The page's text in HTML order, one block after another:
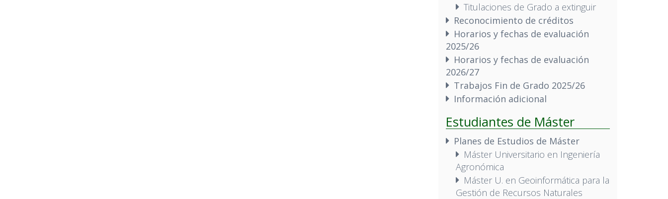
Titulaciones de Grado a extinguir
Reconocimiento de créditos
Horarios y fechas de evaluación
2025/26
Horarios y fechas de evaluación
2026/27
Trabajos Fin de Grado 2025/26
Información adicional
Estudiantes de Máster
Planes de Estudios de Máster
Máster Universitario en Ingeniería
Agronómica
Máster U. en Geoinformática para la
Gestión de Recursos Naturales